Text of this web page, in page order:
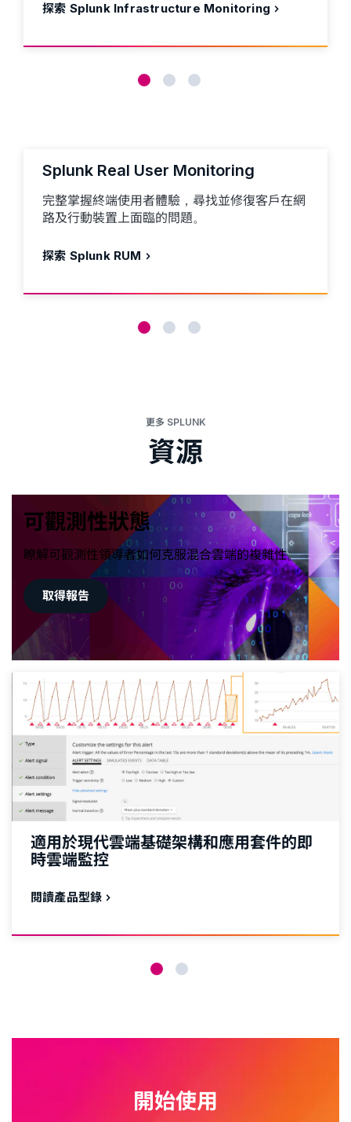
探索 Splunk Infrastructure Monitoring
Splunk Real User Monitoring
完整掌握終端使用者體驗，尋找並修復客戶在網
路及行動裝置上面臨的問題。
探索 Splunk RUM
更多 SPLUNK
資源
可觀測性狀態
瞭解可觀測性領導者如何克服混合雲端的複雜性。
取得報告
適用於現代雲端基礎架構和應用套件的即
時雲端監控
閱讀產品型錄
開始使用